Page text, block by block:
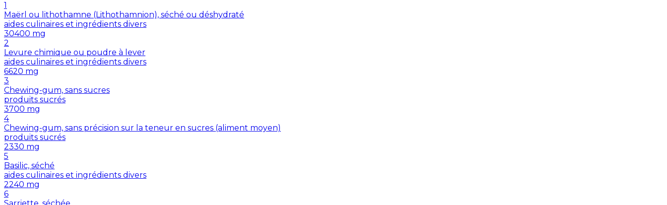
1
Maërl ou lithothamne (Lithothamnion), séché ou déshydraté
aides culinaires et ingrédients divers
30400 mg
2
Levure chimique ou poudre à lever
aides culinaires et ingrédients divers
6620 mg
3
Chewing-gum, sans sucres
produits sucrés
3700 mg
4
Chewing-gum, sans précision sur la teneur en sucres (aliment moyen)
produits sucrés
2330 mg
5
Basilic, séché
aides culinaires et ingrédients divers
2240 mg
6